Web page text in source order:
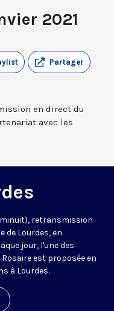
2021
Partager
en direct du
avec les
retransmission
de Lourdes, en
jour, l'une des
est proposée en
à Lourdes.